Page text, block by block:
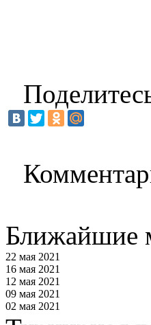
Ближайшие
22 мая 2021
16 мая 2021
12 мая 2021
09 мая 2021
02 мая 2021